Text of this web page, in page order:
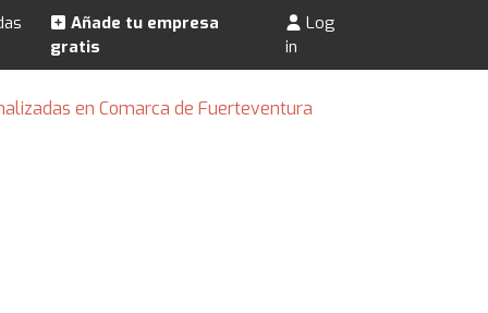
Añade tu empresa
gratis
Log
in
en Comarca de Fuerteventura